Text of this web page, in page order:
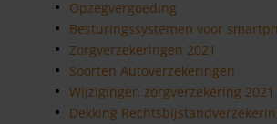
Opzegvergoeding
Besturingssystemen voor
Zorgverzekeringen 2021
Soorten Autoverzekeringen
Wijzigingen zorgverzekering 2021
Dekking